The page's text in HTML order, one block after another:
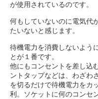
が使用されているのです。
何もしていないのに電気代
たいないと感じます。
待機電力を消費しないよう
とが１番です。
他にもコンセントを差し込
ントタップなどは、わざわ
を切るだけで待機電力をカ
利。ソケットに何のコンセ